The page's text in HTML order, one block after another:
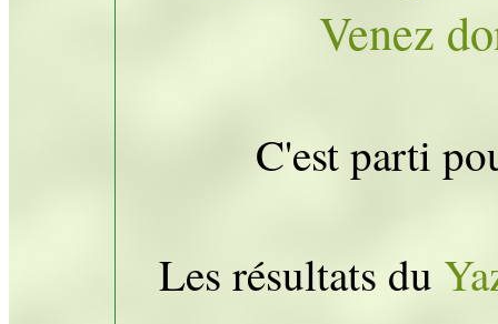
Venez
C'est parti
Les résultats du